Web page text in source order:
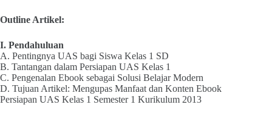
Outline Artikel:
I. Pendahuluan
A. Pentingnya UAS bagi Siswa Kelas 1 SD
B. Tantangan dalam Persiapan UAS Kelas 1
C. Pengenalan Ebook sebagai Solusi Belajar Modern
D. Tujuan Artikel: Mengupas Manfaat dan Konten Ebook
Persiapan UAS Kelas 1 Semester 1 Kurikulum 2013